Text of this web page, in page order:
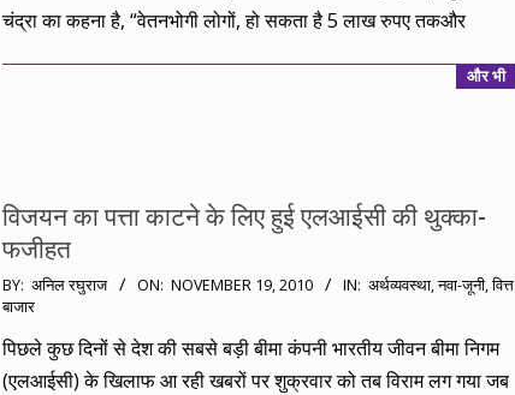
चंद्रा का कहना है, “वेतनभोगी लोगों, हो सकता है 5 लाख रुपए तकऔर
और भी
विजयन का पत्ता काटने के लिए हुई एलआईसी की थुक्का-
फजीहत
2010-
11-
19
BY: अनिल रघुराज ON: NOVEMBER 19, 2010 IN: अर्थव्यवस्था,नवा-जूनी,वित्त
बाजार
पिछले कुछ दिनों से देश की सबसे बड़ी बीमा कंपनी भारतीय जीवन बीमा निगम
(एलआईसी) के खिलाफ आ रही खबरों पर शुक्रवार को तब विराम लग गया जब